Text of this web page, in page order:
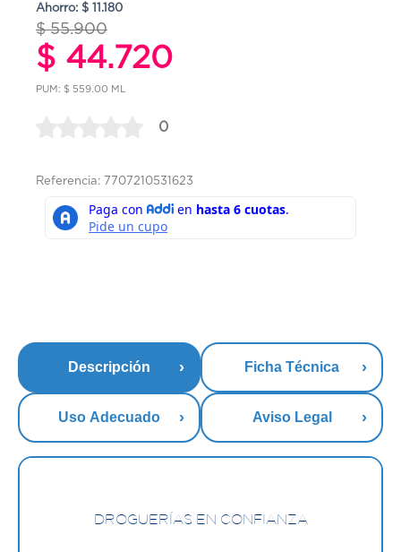
Ahorro: $ 11.180
$ 55.900
$ 44.720
PUM: $ 559.00 ML
0
Referencia: 7707210531623
Descripción Ficha Técnica
Uso Adecuado Aviso Legal
DROGUERÍAS EN CONFIANZA